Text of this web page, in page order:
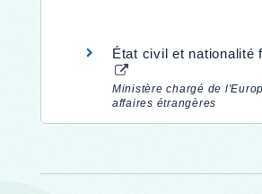
État civil et nationalité
Ministère chargé de
affaires étrangères